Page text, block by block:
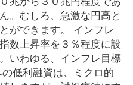
。むしろ、急激な円高と
ができます。 インフレ
数上昇率を３％程度に設
いわゆる、インフレ目標
低利融資は、ミクロ的